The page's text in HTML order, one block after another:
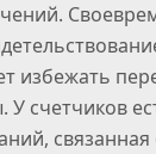
избежать
У счетчиков
связанная